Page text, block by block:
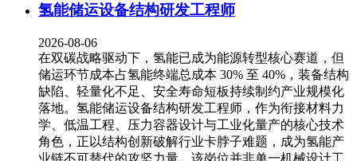
氢能储运设备结构研发工程师
2026-08-06
在双碳战略驱动下，氢能已成为能源转型核心赛道，但
储运环节成本占氢能终端总成本 30% 至 40%，装备结构
缺陷、轻量化不足、安全寿命短板持续制约产业规模化
落地。氢能储运设备结构研发工程师，作为衔接材料力
学、低温工程、压力容器设计与工业化量产的核心技术
角色，正以结构创新破解行业卡脖子难题，成为氢能产
业链不可替代的攻坚力量。该岗位并非单一机械设计工